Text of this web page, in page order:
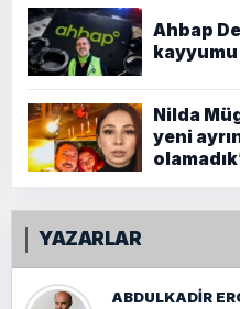
Ahbap
kayyumu
Nilda
yeni
YAZARLAR
ABDULKADIR